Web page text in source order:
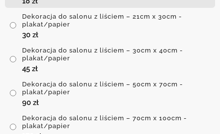
Dekoracja do salonu z liściem – 21cm x 30cm -
plakat/papier
30 zł
Dekoracja do salonu z liściem – 30cm x 40cm -
plakat/papier
45 zł
Dekoracja do salonu z liściem – 50cm x 70cm -
plakat/papier
90 zł
Dekoracja do salonu z liściem – 70cm x 100cm -
plakat/papier